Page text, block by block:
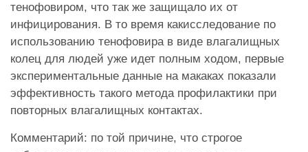
тенофовиром, что так же защищало их от
инфицирования. В то время какисследование по
использованию тенофовира в виде влагалищных
колец для людей уже идет полным ходом, первые
экспериментальные данные на макаках показали
эффективность такого метода профилактики при
повторных влагалищных контактах.
Комментарий: по той причине, что строгое